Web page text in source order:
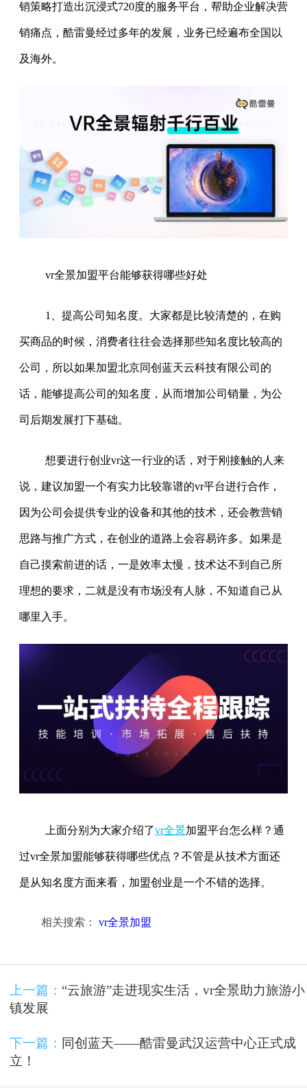
销策略打造出沉浸式720度的服务平台，帮助企业解决营
销痛点，酷雷曼经过多年的发展，业务已经遍布全国以
及海外。
vr全景加盟平台能够获得哪些好处
1、提高公司知名度。大家都是比较清楚的，在购
买商品的时候，消费者往往会选择那些知名度比较高的
公司，所以如果加盟北京同创蓝天云科技有限公司的
话，能够提高公司的知名度，从而增加公司销量，为公
司后期发展打下基础。
想要进行创业vr这一行业的话，对于刚接触的人来
说，建议加盟一个有实力比较靠谱的vr平台进行合作，
因为公司会提供专业的设备和其他的技术，还会教营销
思路与推广方式，在创业的道路上会容易许多。如果是
自己摸索前进的话，一是效率太慢，技术达不到自己所
理想的要求，二就是没有市场没有人脉，不知道自己从
哪里入手。
上面分别为大家介绍了vr全景加盟平台怎么样？通
过vr全景加盟能够获得哪些优点？不管是从技术方面还
是从知名度方面来看，加盟创业是一个不错的选择。
相关搜索： vr全景加盟
上一篇： “云旅游”走进现实生活，vr全景助力旅游小
镇发展
下一篇： 同创蓝天——酷雷曼武汉运营中心正式成
立！